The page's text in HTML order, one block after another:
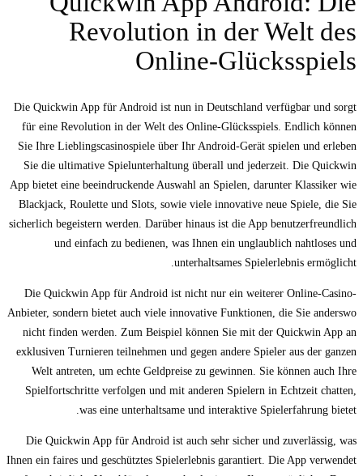
Revolution in der Welt des
Online-Glücksspiels
Die Quickwin App für Android ist nun in Deutschland verfügbar und sorgt
für eine Revolution in der Welt des Online-Glücksspiels. Endlich können
Sie Ihre Lieblingscasinospiele über Ihr Android-Gerät spielen und erleben
Sie die ultimative Spielunterhaltung überall und jederzeit. Die Quickwin
App bietet eine beeindruckende Auswahl an Spielen, darunter Klassiker wie
Blackjack, Roulette und Slots, sowie viele innovative neue Spiele, die Sie
sicherlich begeistern werden. Darüber hinaus ist die App benutzerfreundlich
und einfach zu bedienen, was Ihnen ein unglaublich nahtloses und
unterhaltsames Spielerlebnis ermöglicht.
Die Quickwin App für Android ist nicht nur ein weiterer Online-Casino-
Anbieter, sondern bietet auch viele innovative Funktionen, die Sie anderswo
nicht finden werden. Zum Beispiel können Sie mit der Quickwin App an
exklusiven Turnieren teilnehmen und gegen andere Spieler aus der ganzen
Welt antreten, um echte Geldpreise zu gewinnen. Sie können auch Ihre
Spielfortschritte verfolgen und mit anderen Spielern in Echtzeit chatten,
was eine unterhaltsame und interaktive Spielerfahrung bietet.
Die Quickwin App für Android ist auch sehr sicher und zuverlässig, was
Ihnen ein faires und geschütztes Spielerlebnis garantiert. Die App verwendet